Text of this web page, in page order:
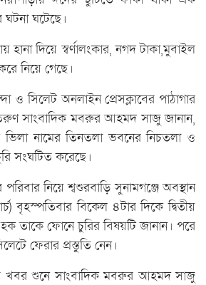
ঘটনা ঘটেছে।
হানা দিয়ে স্বর্ণালংকার, নগদ টাকা,মুবাইল
নিয়ে গেছে।
ও সিলেট অনলাইন প্রেসক্লাবের পাঠাগার
সাংবাদিক মবরুর আহমদ সাজু জানান,
ভিলা নামের তিনতলা ভবনের নিচতলা ও
সংঘটিত করেছে।
নিয়ে শ্বশুরবাড়ি সুনামগঞ্জে অবস্থান
বৃহস্পতিবার বিকেল ৪টার দিকে দ্বিতীয়
তাকে ফোনে চুরির বিষয়টি জানান। পরে
ফেরার প্রস্তুতি নেন।
খবর শুনে সাংবাদিক মবরুর আহমদ সাজু